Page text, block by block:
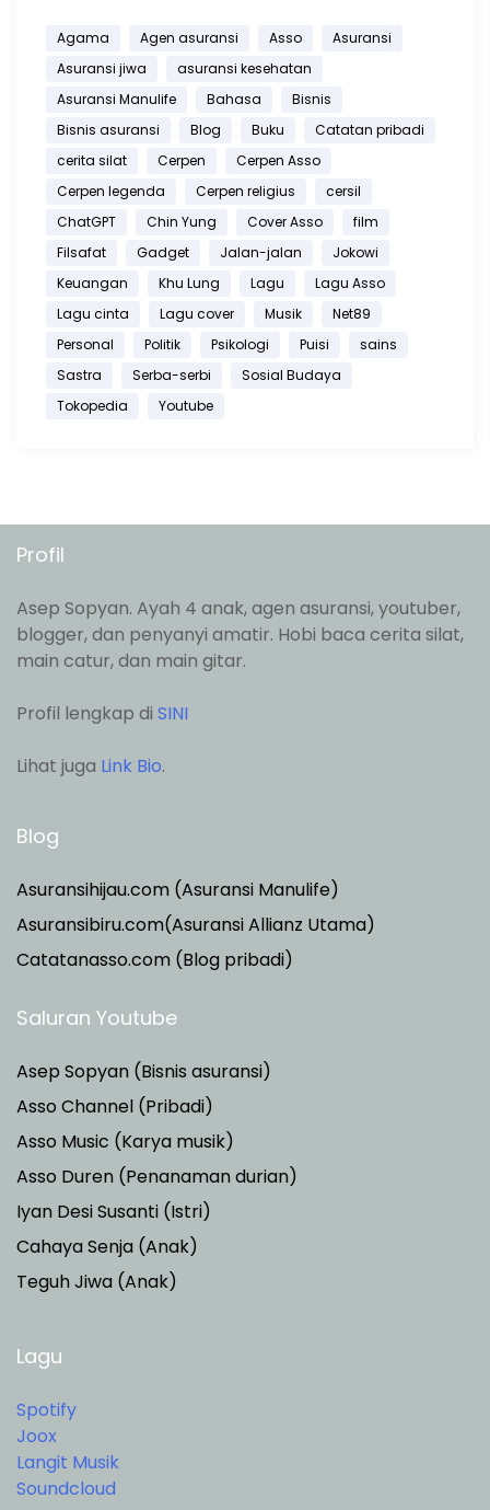
Agama Agen asuransi Asso
Asuransi
Asuransi jiwa
asuransi kesehatan
Asuransi Manulife
Bahasa
Bisnis
Bisnis asuransi
Blog Buku
Catatan pribadi
cerita silat
Cerpen
Cerpen Asso
Cerpen legenda
Cerpen religius
cersil
ChatGPT
Chin Yung Cover Asso
film
Filsafat
Gadget Jalan-jalan
Jokowi
Keuangan
Khu Lung Lagu
Lagu Asso
Lagu cinta
Lagu cover Musik
Net89
Personal
Politik Psikologi Puisi
sains
Sastra
Serba-serbi
Sosial Budaya
Tokopedia
Youtube
Profil
Asep Sopyan. Ayah 4 anak, agen asuransi, youtuber,
blogger, dan penyanyi amatir. Hobi baca cerita silat,
main catur, dan main gitar.
Profil lengkap di SINI
Lihat juga Link Bio.
Blog
Asuransihijau.com (Asuransi Manulife)
Asuransibiru.com(Asuransi Allianz Utama)
Catatanasso.com (Blog pribadi)
Saluran Youtube
Asep Sopyan (Bisnis asuransi)
Asso Channel (Pribadi)
Asso Music (Karya musik)
Asso Duren (Penanaman durian)
Iyan Desi Susanti (Istri)
Cahaya Senja (Anak)
Teguh Jiwa (Anak)
Lagu
Spotify
Joox
Langit Musik
Soundcloud